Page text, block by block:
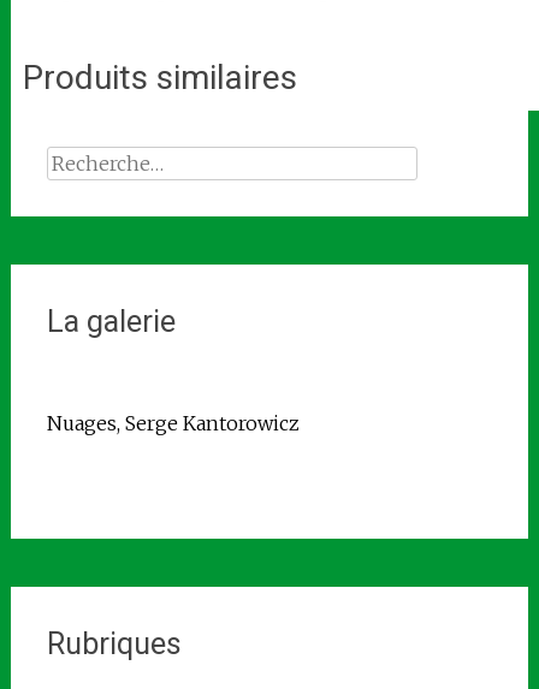
Produits similaires
Rechercher :
La galerie
Nuages, Serge Kantorowicz
Rubriques